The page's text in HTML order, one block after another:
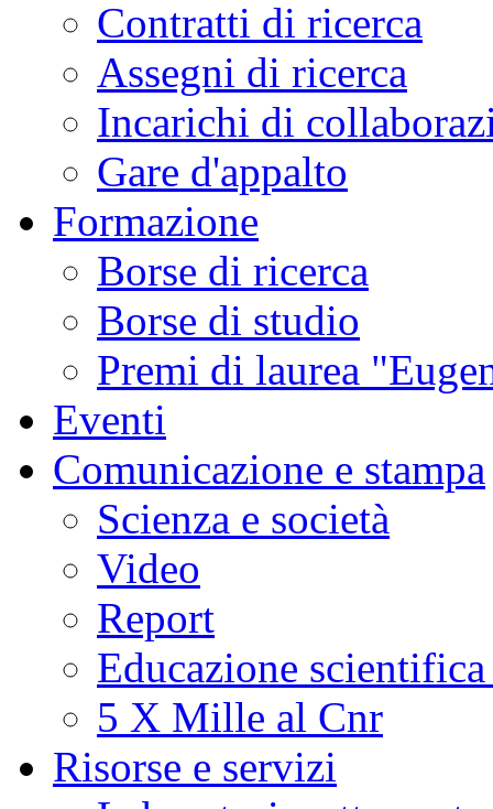
Contratti di ricerca
Assegni di ricerca
Incarichi di
Gare d'appalto
Formazione
Borse di ricerca
Borse di studio
Premi di laurea
Eventi
Comunicazione e stampa
Scienza e società
Video
Report
Educazione
5 X Mille al Cnr
Risorse e servizi